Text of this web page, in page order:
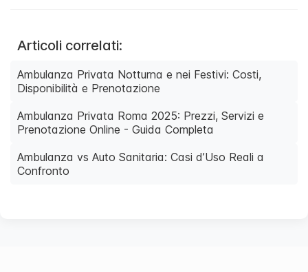
Articoli correlati:
Ambulanza Privata Notturna e nei Festivi: Costi,
Disponibilità e Prenotazione
Ambulanza Privata Roma 2025: Prezzi, Servizi e
Prenotazione Online - Guida Completa
Ambulanza vs Auto Sanitaria: Casi d’Uso Reali a
Confronto